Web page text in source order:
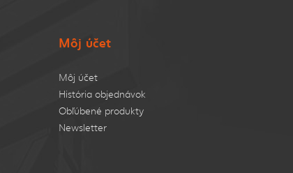
Môj účet
Môj účet
História objednávok
Obľúbené produkty
Newsletter